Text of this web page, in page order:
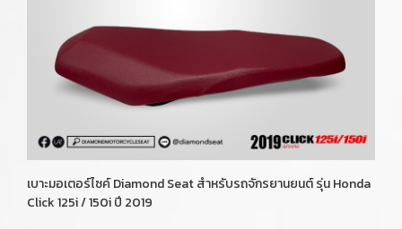
เบาะมอเตอร์ไซค์ Diamond Seat สำหรับรถจักรยานยนต์ รุ่น Honda
Click 125i / 150i ปี 2019